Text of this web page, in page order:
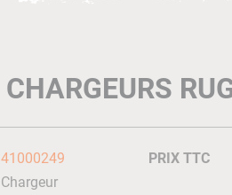
CHARGEURS
41000249
Chargeur
PRIX TTC